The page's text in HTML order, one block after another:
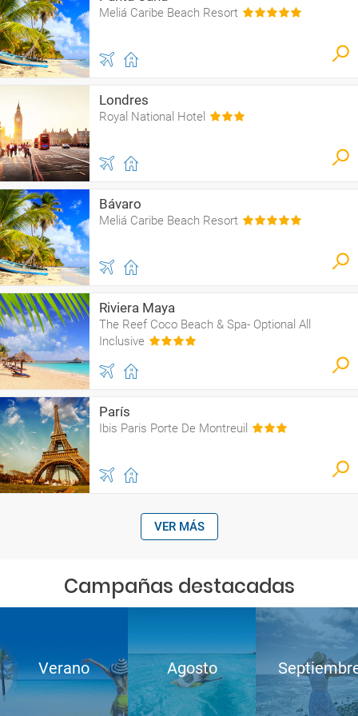
Meliá Caribe Beach Resort
Londres
Royal National Hotel
Bávaro
Meliá Caribe Beach Resort
Riviera Maya
The Reef Coco Beach & Spa- Optional All
Inclusive
París
Ibis Paris Porte De Montreuil
VER MÁS
Campañas destacadas
Verano Agosto